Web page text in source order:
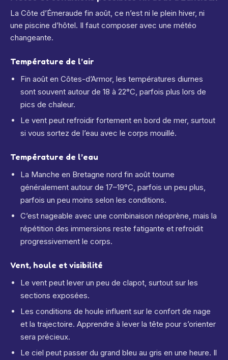
La Côte d’Émeraude fin août, ce n’est ni le plein hiver, ni
une piscine d’hôtel. Il faut composer avec une météo
changeante.
Température de l’air
Fin août en Côtes-d’Armor, les températures diurnes
sont souvent autour de 18 à 22°C, parfois plus lors de
pics de chaleur.
Le vent peut refroidir fortement en bord de mer, surtout
si vous sortez de l’eau avec le corps mouillé.
Température de l’eau
La Manche en Bretagne nord fin août tourne
généralement autour de 17–19°C, parfois un peu plus,
parfois un peu moins selon les conditions.
C’est nageable avec une combinaison néoprène, mais la
répétition des immersions reste fatigante et refroidit
progressivement le corps.
Vent, houle et visibilité
Le vent peut lever un peu de clapot, surtout sur les
sections exposées.
Les conditions de houle influent sur le confort de nage
et la trajectoire. Apprendre à lever la tête pour s’orienter
sera précieux.
Le ciel peut passer du grand bleu au gris en une heure. Il